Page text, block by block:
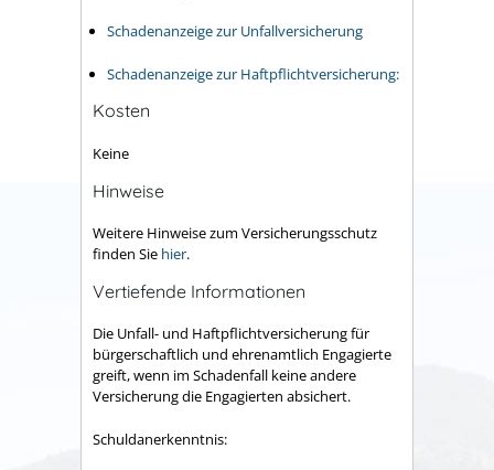
Schadenanzeige zur Unfallversicherung
Schadenanzeige zur Haftpflichtversicherung:
Kosten
Keine
Hinweise
Weitere Hinweise zum Versicherungsschutz
finden Sie hier.
Vertiefende Informationen
Die Unfall- und Haftpflichtversicherung für
bürgerschaftlich und ehrenamtlich Engagierte
greift, wenn im Schadenfall keine andere
Versicherung die Engagierten absichert.
Schuldanerkenntnis: